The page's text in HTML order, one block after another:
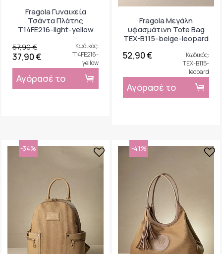
Fragola Γυναικεία
Τσάντα Πλάτης
T14FE216-light-yellow
57,90 €
37,90 €
Κωδικός:
T14FE216-
yellow
Αγόρασέ το
Fragola Μεγάλη
υφασμάτινη Tote Bag
TEX-B115-beige-leopard
52,90 €
Κωδικός:
TEX-B115-
leopard
Αγόρασέ το
-34% -41%